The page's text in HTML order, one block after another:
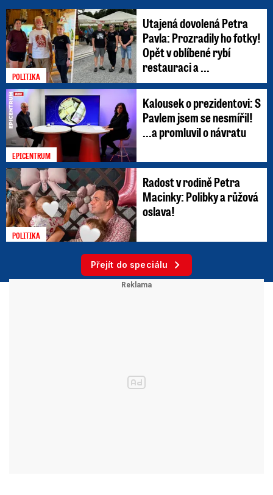
POLITIKA
Utajená dovolená Petra
Pavla: Prozradily ho fotky!
Opět v oblíbené rybí
restauraci a ...
EPICENTRUM
Kalousek o prezidentovi: S
Pavlem jsem se nesmířil!
...a promluvil o návratu
POLITIKA
Radost v rodině Petra
Macinky: Polibky a růžová
oslava!
Přejít do speciálu